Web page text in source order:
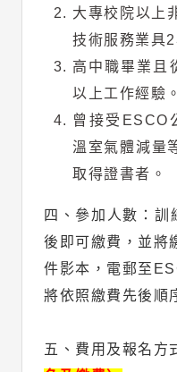
大專校院以上
技術服務業具
高中職畢業且
以上工作經驗。
曾接受ESCO
溫室氣體減量
取得證書者。
四、參加人數：訓
後即可繳費，並將
件影本，電郵至
將依照繳費先後順
五、費用及報名方